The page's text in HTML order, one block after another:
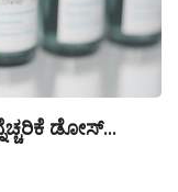
ಡೋಸ್...